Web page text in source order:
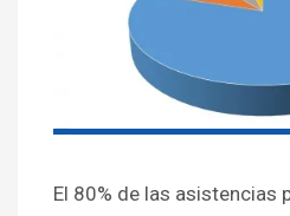
El 80% de las asistencias